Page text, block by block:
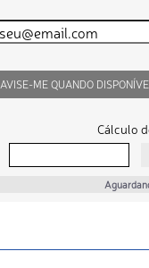
AVISE-ME QUANDO
Cálculo